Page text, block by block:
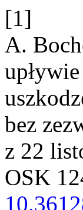
[1]
A.
bez
z 22
OSK